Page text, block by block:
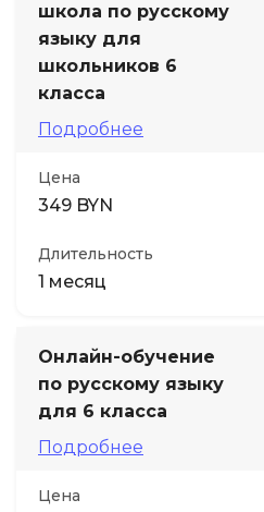
школа по русскому
языку для
школьников 6
класса
Подробнее
Цена
349 BYN
Длительность
1 месяц
Онлайн-обучение
по русскому языку
для 6 класса
Подробнее
Цена